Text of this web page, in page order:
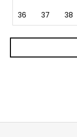
36 37 38
Z